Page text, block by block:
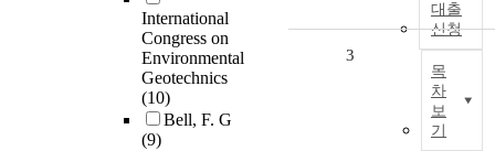
International
Congress on
Environmental
Geotechnics
(10)
Bell, F. G
(9)
대출
신청
목
차
보
기
3